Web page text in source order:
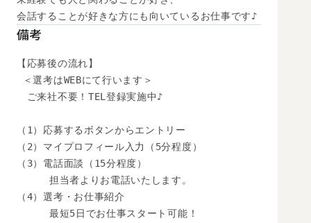
会話することが好きな方にも向いているお仕事です♪
備考
【応募後の流れ】
＜選考はWEBにて行います＞
ご来社不要！TEL登録実施中♪
（1）応募するボタンからエントリー
（2）マイプロフィール入力（5分程度）
（3）電話面談（15分程度）
担当者よりお電話いたします。
（4）選考・お仕事紹介
最短5日でお仕事スタート可能！